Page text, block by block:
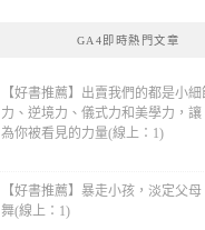
GA4即時熱門文章
【好書推薦】出賣我們的都是小
力、逆境力、儀式力和美學力，
為你被看見的力量(線上：1)
【好書推薦】暴走小孩，淡定父
舞(線上：1)